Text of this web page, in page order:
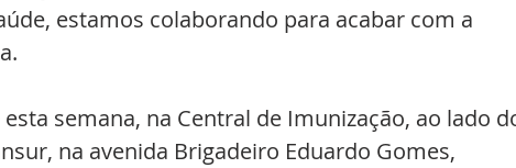
estamos colaborando para acabar com a
semana, na Central de Imunização, ao lado
na avenida Brigadeiro Eduardo Gomes,